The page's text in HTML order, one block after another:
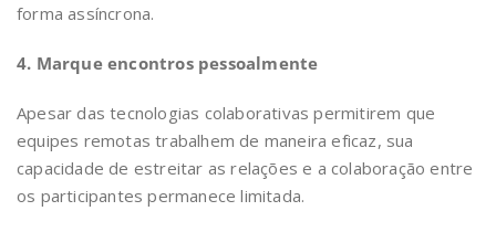
forma assíncrona.
4. Marque encontros pessoalmente
Apesar das tecnologias colaborativas permitirem que
equipes remotas trabalhem de maneira eficaz, sua
capacidade de estreitar as relações e a colaboração entre
os participantes permanece limitada.